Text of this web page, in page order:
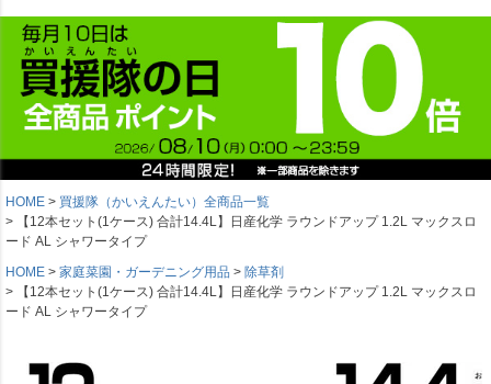
HOME
買援隊（かいえんたい）全商品一覧
【12本セット(1ケース) 合計14.4L】日産化学 ラウンドアップ 1.2L マックスロ
ード AL シャワータイプ
HOME
家庭菜園・ガーデニング用品
除草剤
【12本セット(1ケース) 合計14.4L】日産化学 ラウンドアップ 1.2L マックスロ
ード AL シャワータイプ